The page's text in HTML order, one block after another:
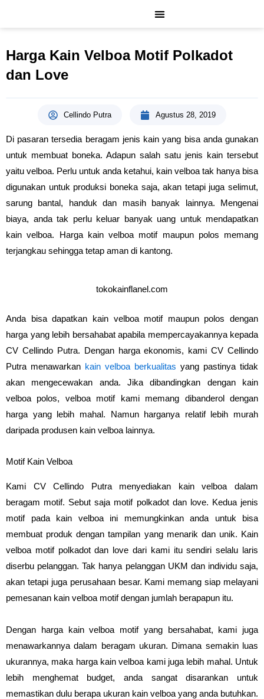
Harga Kain Velboa Motif Polkadot
dan Love
Cellindo Putra Agustus 28, 2019
Di pasaran tersedia beragam jenis kain yang bisa anda gunakan
untuk membuat boneka. Adapun salah satu jenis kain tersebut
yaitu velboa. Perlu untuk anda ketahui, kain velboa tak hanya bisa
digunakan untuk produksi boneka saja, akan tetapi juga selimut,
sarung bantal, handuk dan masih banyak lainnya. Mengenai
biaya, anda tak perlu keluar banyak uang untuk mendapatkan
kain velboa. Harga kain velboa motif maupun polos memang
terjangkau sehingga tetap aman di kantong.
tokokainflanel.com
Anda bisa dapatkan kain velboa motif maupun polos dengan
harga yang lebih bersahabat apabila mempercayakannya kepada
CV Cellindo Putra. Dengan harga ekonomis, kami CV Cellindo
Putra menawarkan kain velboa berkualitas yang pastinya tidak
akan mengecewakan anda. Jika dibandingkan dengan kain
velboa polos, velboa motif kami memang dibanderol dengan
harga yang lebih mahal. Namun harganya relatif lebih murah
daripada produsen kain velboa lainnya.
Motif Kain Velboa
Kami CV Cellindo Putra menyediakan kain velboa dalam
beragam motif. Sebut saja motif polkadot dan love. Kedua jenis
motif pada kain velboa ini memungkinkan anda untuk bisa
membuat produk dengan tampilan yang menarik dan unik. Kain
velboa motif polkadot dan love dari kami itu sendiri selalu laris
diserbu pelanggan. Tak hanya pelanggan UKM dan individu saja,
akan tetapi juga perusahaan besar. Kami memang siap melayani
pemesanan kain velboa motif dengan jumlah berapapun itu.
Dengan harga kain velboa motif yang bersahabat, kami juga
menawarkannya dalam beragam ukuran. Dimana semakin luas
ukurannya, maka harga kain velboa kami juga lebih mahal. Untuk
lebih menghemat budget, anda sangat disarankan untuk
memastikan dulu berapa ukuran kain velboa yang anda butuhkan.